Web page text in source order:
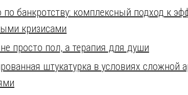
по банкротству: комплексный подход к
кризисами
просто пол, а терапия для души
штукатурка в условиях сложной